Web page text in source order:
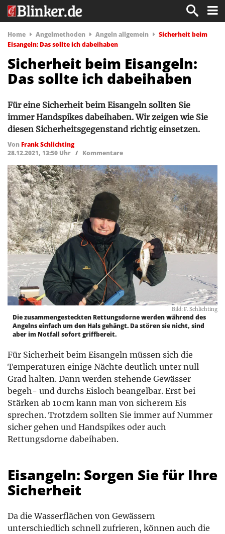
Home Angelmethoden Angeln allgemein
Sicherheit beim
Eisangeln: Das sollte ich dabeihaben
Sicherheit beim Eisangeln:
Das sollte ich dabeihaben
Für eine Sicherheit beim Eisangeln sollten Sie
immer Handspikes dabeihaben. Wir zeigen wie Sie
diesen Sicherheitsgegenstand richtig einsetzen.
Von Frank Schlichting
28.12.2021, 13:50 Uhr / Kommentare
Bild: F. Schlichting
Die zusammengesteckten Rettungsdorne werden während des
Angelns einfach um den Hals gehängt. Da stören sie nicht, sind
aber im Notfall sofort griffbereit.
Für Sicherheit beim Eisangeln müssen sich die
Temperaturen einige Nächte deutlich unter null
Grad halten. Dann werden stehende Gewässer
begeh- und durchs Eisloch beangelbar. Erst bei
Stärken ab 10 cm kann man von sicherem Eis
sprechen. Trotzdem sollten Sie immer auf Nummer
sicher gehen und Handspikes oder auch
Rettungsdorne dabeihaben.
Eisangeln: Sorgen Sie für Ihre
Sicherheit
Da die Wasserflächen von Gewässern
unterschiedlich schnell zufrieren, können auch die